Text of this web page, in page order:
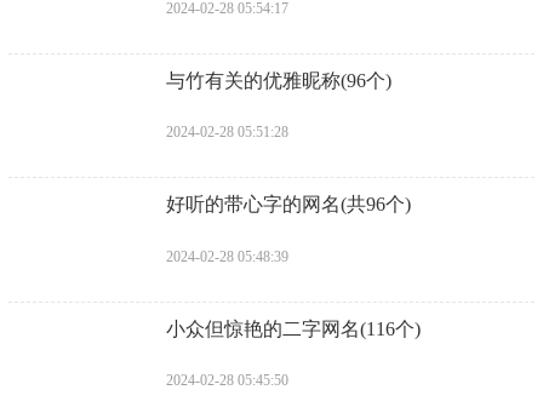
2024-02-28 05:54:17
​与竹有关的优雅昵称(96个)
2024-02-28 05:51:28
​好听的带心字的网名(共96个)
2024-02-28 05:48:39
​小众但惊艳的二字网名(116个)
2024-02-28 05:45:50